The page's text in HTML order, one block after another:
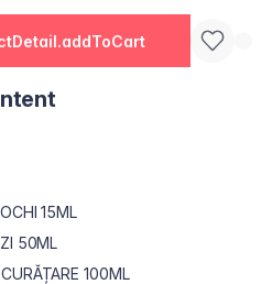
15ML
50ML
100ML